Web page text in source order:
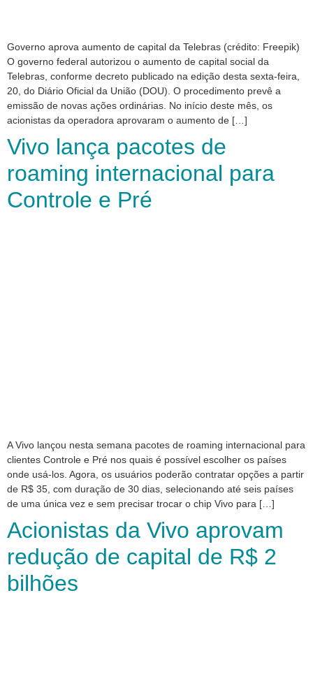
Governo aprova aumento de capital da Telebras (crédito: Freepik)
O governo federal autorizou o aumento de capital social da
Telebras, conforme decreto publicado na edição desta sexta-feira,
20, do Diário Oficial da União (DOU). O procedimento prevê a
emissão de novas ações ordinárias. No início deste mês, os
acionistas da operadora aprovaram o aumento de […]
Vivo lança pacotes de
roaming internacional para
Controle e Pré
A Vivo lançou nesta semana pacotes de roaming internacional para
clientes Controle e Pré nos quais é possível escolher os países
onde usá-los. Agora, os usuários poderão contratar opções a partir
de R$ 35, com duração de 30 dias, selecionando até seis países
de uma única vez e sem precisar trocar o chip Vivo para […]
Acionistas da Vivo aprovam
redução de capital de R$ 2
bilhões